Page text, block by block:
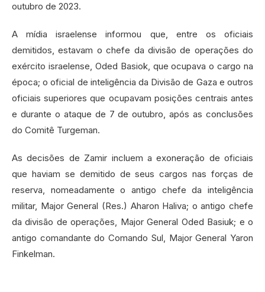
outubro de 2023.
A mídia israelense informou que, entre os oficiais
demitidos, estavam o chefe da divisão de operações do
exército israelense, Oded Basiok, que ocupava o cargo na
época; o oficial de inteligência da Divisão de Gaza e outros
oficiais superiores que ocupavam posições centrais antes
e durante o ataque de 7 de outubro, após as conclusões
do Comitê Turgeman.
As decisões de Zamir incluem a exoneração de oficiais
que haviam se demitido de seus cargos nas forças de
reserva, nomeadamente o antigo chefe da inteligência
militar, Major General (Res.) Aharon Haliva; o antigo chefe
da divisão de operações, Major General Oded Basiuk; e o
antigo comandante do Comando Sul, Major General Yaron
Finkelman.